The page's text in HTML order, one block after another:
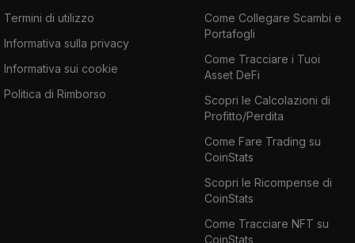
Termini di utilizzo
Informativa sulla privacy
Informativa sui cookie
Politica di Rimborso
Come Collegare Scambi e
Portafogli
Come Tracciare i Tuoi
Asset DeFi
Scopri le Calcolazioni di
Profitto/Perdita
Come Fare Trading su
CoinStats
Scopri le Ricompense di
CoinStats
Come Tracciare NFT su
CoinStats